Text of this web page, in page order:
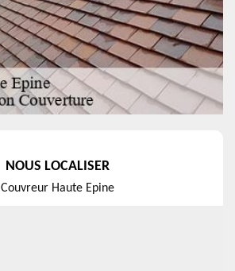
NOUS LOCALISER
Couvreur Haute Epine